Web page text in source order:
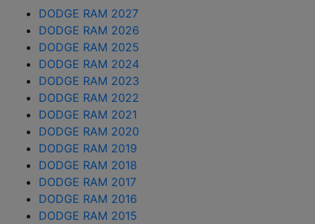
DODGE RAM 2027
DODGE RAM 2026
DODGE RAM 2025
DODGE RAM 2024
DODGE RAM 2023
DODGE RAM 2022
DODGE RAM 2021
DODGE RAM 2020
DODGE RAM 2019
DODGE RAM 2018
DODGE RAM 2017
DODGE RAM 2016
DODGE RAM 2015